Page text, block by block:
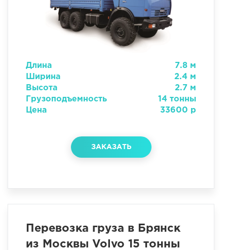
Длина
7.8 м
Ширина
2.4 м
Высота
2.7 м
Грузоподъемность
14 тонны
Цена
33600 р
ЗАКАЗАТЬ
Перевозка груза в Брянск
из Москвы Volvo 15 тонны